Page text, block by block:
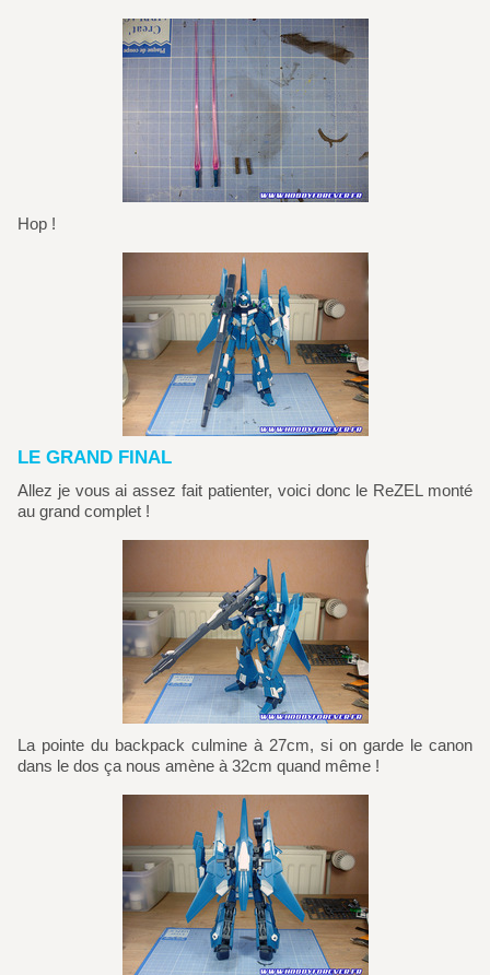
Hop !
LE GRAND FINAL
Allez je vous ai assez fait patienter, voici donc le ReZEL monté
au grand complet !
La pointe du backpack culmine à 27cm, si on garde le canon
dans le dos ça nous amène à 32cm quand même !